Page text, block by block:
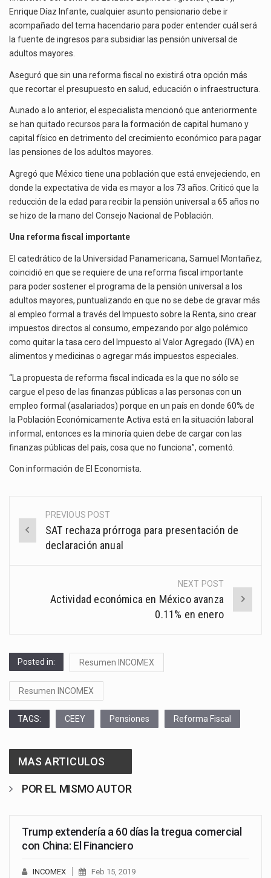
El gobierno de Estados Unidos anunciará un arancel del 15 % sobre los productos fabricados…
MANO
DE
UNA
REFORMA
Enrique Díaz Infante, cualquier asunto pensionario debe ir
acompañado del tema hacendario para poder entender cuál será
la fuente de ingresos para subsidiar las pensión universal de
adultos mayores.
Aseguró que sin una reforma fiscal no existirá otra opción más
que recortar el presupuesto en salud, educación o infraestructura.
Aunado a lo anterior, el especialista mencionó que anteriormente
se han quitado recursos para la formación de capital humano y
capital físico en detrimento del crecimiento económico para pagar
las pensiones de los adultos mayores.
Agregó que México tiene una población que está envejeciendo, en
donde la expectativa de vida es mayor a los 73 años. Criticó que la
reducción de la edad para recibir la pensión universal a 65 años no
se hizo de la mano del Consejo Nacional de Población.
Una reforma fiscal importante
El catedrático de la Universidad Panamericana, Samuel Montañez,
coincidió en que se requiere de una reforma fiscal importante
para poder sostener el programa de la pensión universal a los
adultos mayores, puntualizando en que no se debe de gravar más
al empleo formal a través del Impuesto sobre la Renta, sino crear
impuestos directos al consumo, empezando por algo polémico
como quitar la tasa cero del Impuesto al Valor Agregado (IVA) en
alimentos y medicinas o agregar más impuestos especiales.
“La propuesta de reforma fiscal indicada es la que no sólo se
cargue el peso de las finanzas públicas a las personas con un
empleo formal (asalariados) porque en un país en donde 60% de
la Población Económicamente Activa está en la situación laboral
informal, entonces es la minoría quien debe de cargar con las
finanzas públicas del país, cosa que no funciona”, comentó.
Con información de El Economista
Post
navigation
PREVIOUS POST
SAT rechaza prórroga para presentación de
declaración anual
NEXT POST
Actividad económica en México avanza
0.11% en enero
Posted in: Resumen INCOMEX
Resumen INCOMEX
TAGS: CEEY Pensiones Reforma Fiscal
MAS ARTICULOS
POR EL MISMO AUTOR
Trump extendería a 60 días la tregua comercial
con China: El Financiero
INCOMEX Feb 15, 2019